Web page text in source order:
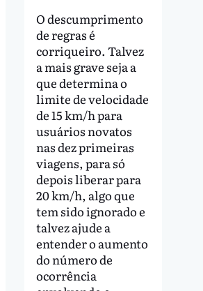
O descumprimento
de regras é
corriqueiro. Talvez
a mais grave seja a
que determina o
limite de velocidade
de 15 km/h para
usuários novatos
nas dez primeiras
viagens, para só
depois liberar para
20 km/h, algo que
tem sido ignorado e
talvez ajude a
entender o aumento
do número de
ocorrência